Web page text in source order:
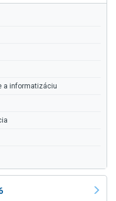
a informatizáciu